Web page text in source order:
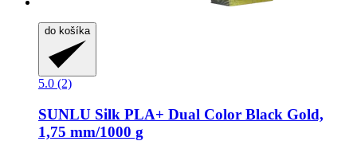
do košíka
5.0 (2)
SUNLU Silk PLA+ Dual Color Black Gold,
1,75 mm/1000 g